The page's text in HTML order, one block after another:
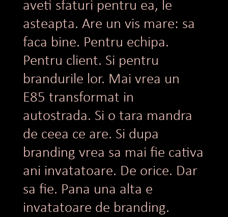
aveti sfaturi pentru ea, le
asteapta. Are un vis mare: sa
faca bine. Pentru echipa.
Pentru client. Si pentru
brandurile lor. Mai vrea un
E85 transformat in
autostrada. Si o tara mandra
de ceea ce are. Si dupa
branding vrea sa mai fie cativa
ani invatatoare. De orice. Dar
sa fie. Pana una alta e
invatatoare de branding.